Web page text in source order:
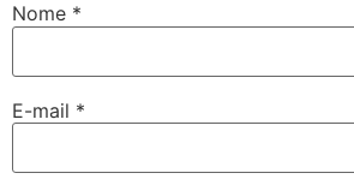
Nome *
E-mail *